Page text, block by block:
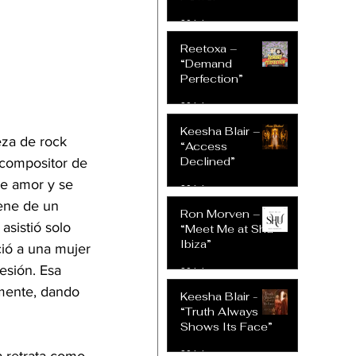
de rock
de
amor y se
de un
solo
a una mujer
Esa
dando
30 jul
Reetoxa –
“Demand
Perfection”
30 jul
Keesha Blair –
“Access
Declined”
30 jul
Ron Morven –
“Meet Me at Shu
Ibiza”
30 jul
Keesha Blair -
“Truth Always
Shows Its Face”